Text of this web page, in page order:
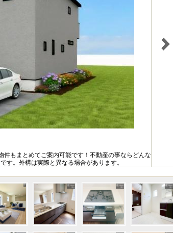
もまとめてご案内可能です！不動産の事ならどんな
。外構は実際と異なる場合があります。